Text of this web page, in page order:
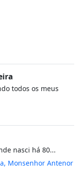
todos os meus
nasci há 80...
Monsenhor Antenor